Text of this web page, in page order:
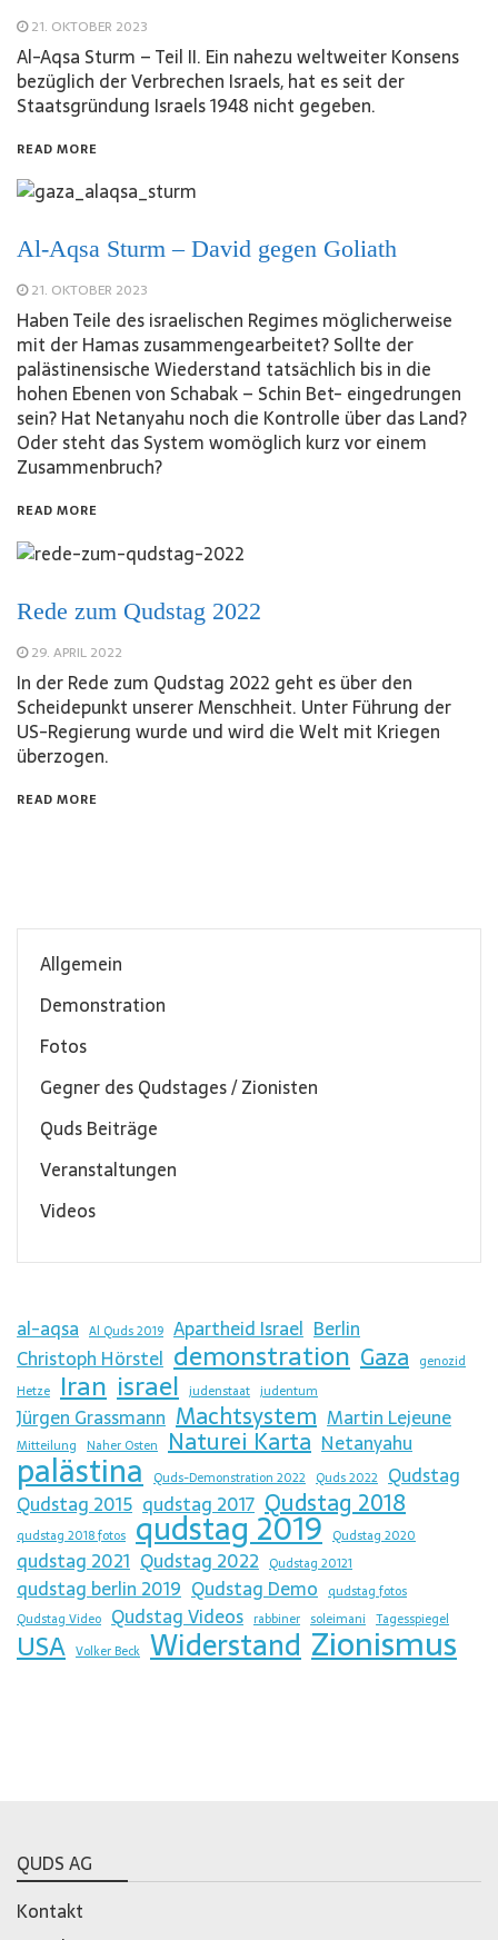
21. OKTOBER 2023
Al-Aqsa Sturm – Teil II. Ein nahezu weltweiter Konsens
bezüglich der Verbrechen Israels, hat es seit der
Staatsgründung Israels 1948 nicht gegeben.
READ MORE
Al-Aqsa Sturm – David gegen Goliath
21. OKTOBER 2023
Haben Teile des israelischen Regimes möglicherweise
mit der Hamas zusammengearbeitet? Sollte der
palästinensische Wiederstand tatsächlich bis in die
hohen Ebenen von Schabak – Schin Bet- eingedrungen
sein? Hat Netanyahu noch die Kontrolle über das Land?
Oder steht das System womöglich kurz vor einem
Zusammenbruch?
READ MORE
Rede zum Qudstag 2022
29. APRIL 2022
In der Rede zum Qudstag 2022 geht es über den
Scheidepunkt unserer Menschheit. Unter Führung der
US-Regierung wurde und wird die Welt mit Kriegen
überzogen.
READ MORE
Allgemein
Demonstration
Fotos
Gegner des Qudstages / Zionisten
Quds Beiträge
Veranstaltungen
Videos
al-aqsa Al Quds 2019 Apartheid Israel Berlin
Christoph Hörstel demonstration Gaza genozid
Hetze Iran israel judenstaat judentum
Jürgen Grassmann Machtsystem Martin Lejeune
Mitteilung Naher Osten Naturei Karta Netanyahu
palästina Quds-Demonstration 2022 Quds 2022 Qudstag
Qudstag 2015 qudstag 2017 Qudstag 2018
qudstag 2018 fotos qudstag 2019 Qudstag 2020
qudstag 2021 Qudstag 2022 Qudstag 20121
qudstag berlin 2019 Qudstag Demo qudstag fotos
Qudstag Video Qudstag Videos rabbiner soleimani Tagesspiegel
USA Volker Beck Widerstand Zionismus
QUDS AG
Kontakt